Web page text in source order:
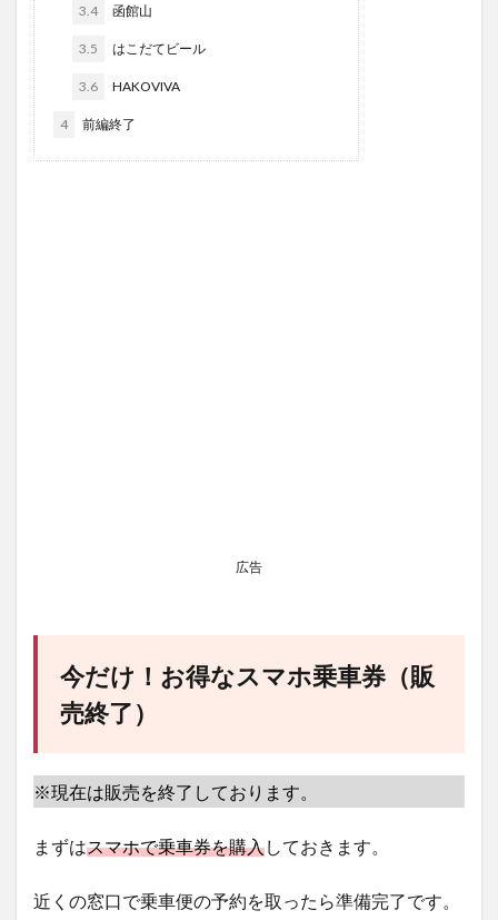
3.4 函館山
3.5 はこだてビール
3.6 HAKOVIVA
4 前編終了
広告
今だけ！お得なスマホ乗車券（販
売終了）
※現在は販売を終了しております。
まずはスマホで乗車券を購入しておきます。
近くの窓口で乗車便の予約を取ったら準備完了です。